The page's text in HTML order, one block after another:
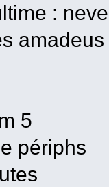
:
amadeus
5
périphs